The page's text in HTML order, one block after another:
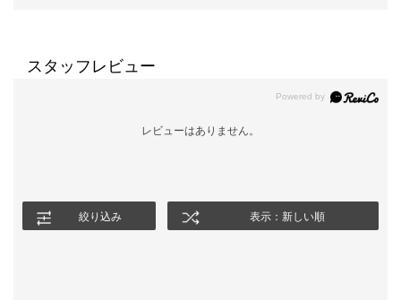
スタッフレビュー
レビューはありません。
絞り込み 表示：新しい順